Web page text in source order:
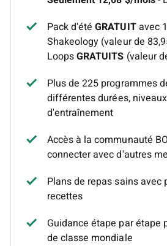
Pack d'étéGRATUITavec
Shakeology (valeur de
LoopsGRATUITS (valeur
Plus de 225 programmes
différentes durées,
d'entraînement
Accès à la communauté
connecter avec d'autres
Plans de repas sains avec
recettes
Guidance étape par étape
de classe mondiale